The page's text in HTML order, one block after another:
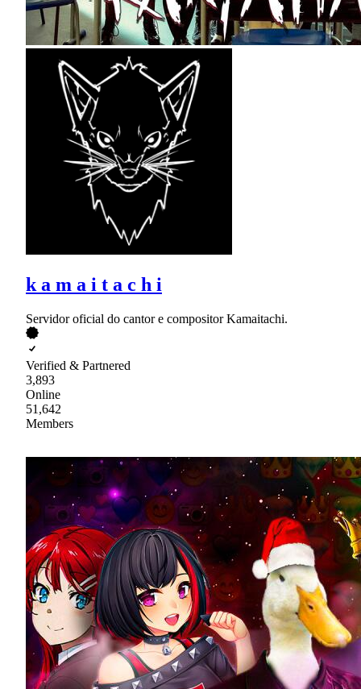
k a m a i t a c h i
Servidor oficial do cantor e compositor Kamaitachi.
Verified & Partnered
3,893
Online
51,642
Members